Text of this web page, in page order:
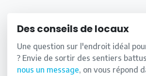
Des conseils de locaux
Une question sur l'endroit idéal
? Envie de sortir des sentiers
nous un message, on vous répond